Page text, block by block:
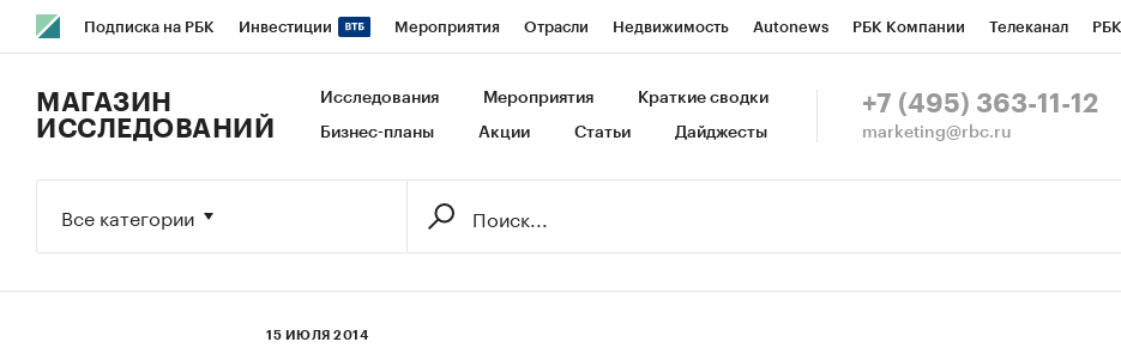
Подписка на РБК Инвестиции Мероприятия Отрасли Недвижимость Autonews РБК Компании Телеканал
Исследования Кредитные рейтинги Франшизы Газета Спецпроекты СПб Конференции СПб Спецпроекты
МАГАЗИН
ИССЛЕДОВАНИЙ
Исследования Мероприятия Краткие сводки
Бизнес-планы Акции Статьи Дайджесты
+7 (495) 363-11-12
marketing@rbc.ru
Все категории
15 ИЮЛЯ 2014